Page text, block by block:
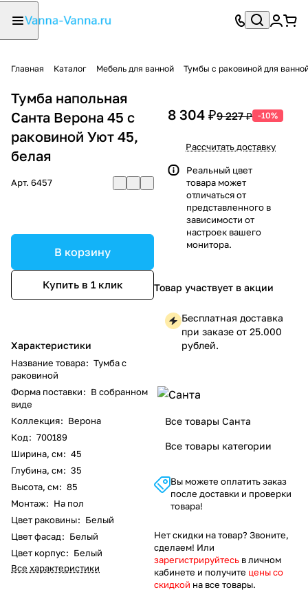
Главная Каталог Мебель для ванной Тумбы с раковиной для
Тумба напольная
Санта Верона 45 с
раковиной Уют 45,
белая
Арт. 6457
В корзину
Купить в 1 клик
Характеристики
Название товара: Тумба с
раковиной
Форма поставки: В собранном
виде
Коллекция: Верона
Код: 700189
Ширина, см: 45
Глубина, см: 35
Высота, см: 85
Монтаж: На пол
Цвет раковины: Белый
Цвет фасад: Белый
Цвет корпус: Белый
Все характеристики
8 304 ₽9 227 ₽ -10%
Рассчитать доставку
Реальный цвет
товара может
отличаться от
представленного в
зависимости от
настроек вашего
монитора.
Товар участвует в акции
Бесплатная доставка
при заказе от 25.000
рублей.
Все товары Санта
Все товары категории
Вы можете оплатить заказ
после доставки и проверки
товара!
Нет скидки на товар? Звоните,
сделаем! Или
зарегистрируйтесь в личном
кабинете и получите цены со
скидкой на все товары.